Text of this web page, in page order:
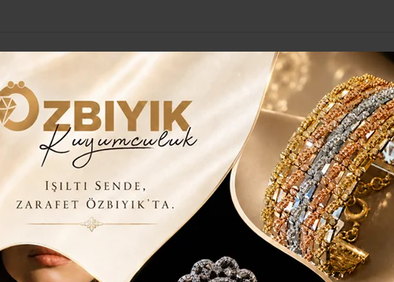
Yerel Haberler Genel Siyaset Kültür Sanat